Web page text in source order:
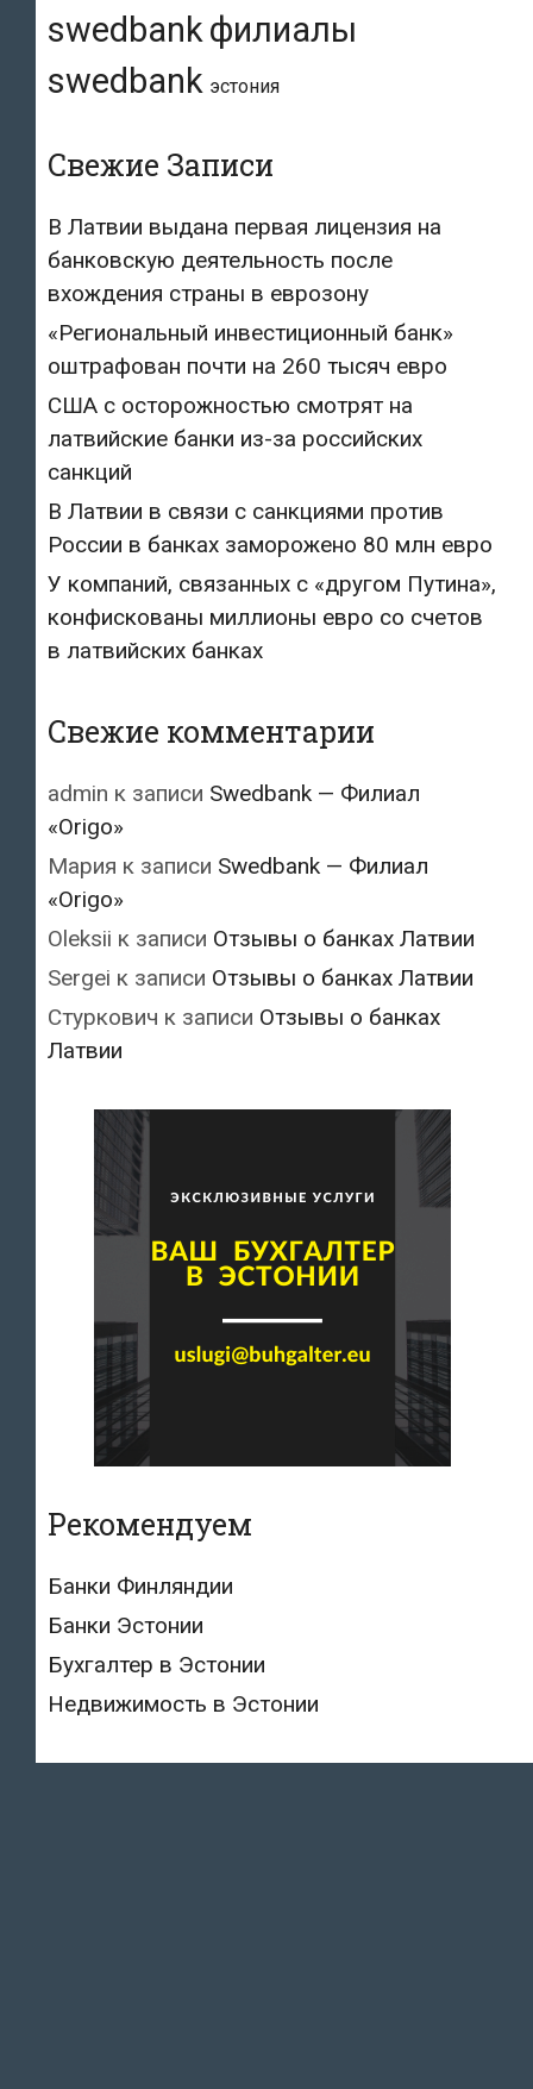
swedbankфилиалы
swedbank эстония
Свежие Записи
В Латвии выдана первая лицензия на
банковскую деятельность после
вхождения страны в еврозону
«Региональный инвестиционный банк»
оштрафован почти на 260 тысяч евро
США с осторожностью смотрят на
латвийские банки из-за российских
санкций
В Латвии в связи с санкциями против
России в банках заморожено 80 млн евро
У компаний, связанных с «другом Путина»,
конфискованы миллионы евро со счетов
в латвийских банках
Свежие комментарии
admin к записи Swedbank — Филиал
«Origo»
Мария к записи Swedbank — Филиал
«Origo»
Oleksii к записи Отзывы о банках Латвии
Sergei к записи Отзывы о банках Латвии
Стуркович к записи Отзывы о банках
Латвии
Рекомендуем
Банки Финляндии
Банки Эстонии
Бухгалтер в Эстонии
Недвижимость в Эстонии